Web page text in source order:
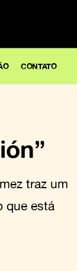
CONTATO
traz um
que está